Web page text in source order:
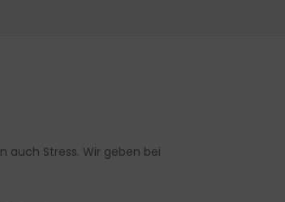
auch Stress. Wir geben bei